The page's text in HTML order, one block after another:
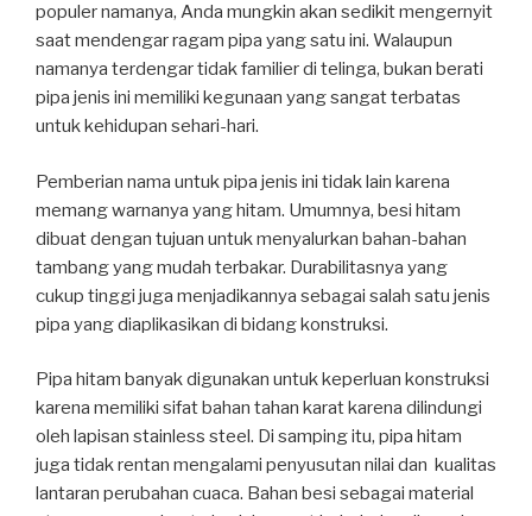
populer namanya, Anda mungkin akan sedikit mengernyit
saat mendengar ragam pipa yang satu ini. Walaupun
namanya terdengar tidak familier di telinga, bukan berati
pipa jenis ini memiliki kegunaan yang sangat terbatas
untuk kehidupan sehari-hari.
Pemberian nama untuk pipa jenis ini tidak lain karena
memang warnanya yang hitam. Umumnya, besi hitam
dibuat dengan tujuan untuk menyalurkan bahan-bahan
tambang yang mudah terbakar. Durabilitasnya yang
cukup tinggi juga menjadikannya sebagai salah satu jenis
pipa yang diaplikasikan di bidang konstruksi.
Pipa hitam banyak digunakan untuk keperluan konstruksi
karena memiliki sifat bahan tahan karat karena dilindungi
oleh lapisan stainless steel. Di samping itu, pipa hitam
juga tidak rentan mengalami penyusutan nilai dan kualitas
lantaran perubahan cuaca. Bahan besi sebagai material